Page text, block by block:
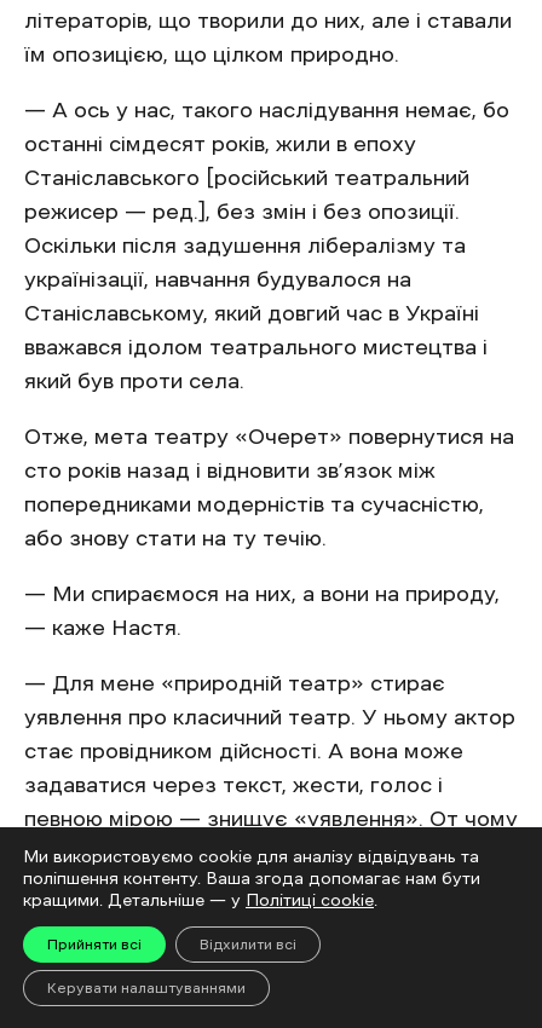
літераторів, що творили до них, але і ставали
їм опозицією, що цілком природно.
— А ось у нас, такого наслідування немає, бо
останні сімдесят років, жили в епоху
Станіславського [російський театральний
режисер — ред.], без змін і без опозиції.
Оскільки після задушення лібералізму та
українізації, навчання будувалося на
Станіславському, який довгий час в Україні
вважався ідолом театрального мистецтва і
який був проти села.
Отже, мета театру «Очерет» повернутися на
сто років назад і відновити зв’язок між
попередниками модерністів та сучасністю,
або знову стати на ту течію.
— Ми спираємося на них, а вони на природу,
— каже Настя.
— Для мене «природній театр» стирає
уявлення про класичний театр. У ньому актор
стає провідником дійсності. А вона може
задаватися через текст, жести, голос і
певною мірою — знищує «уявлення». От чому
важливо, що село й місто — це антиподи. Бо
місто із самого дитинства закидує
людей, а природа — дійсна, така як вона є, —
пояснює Гліб.
Ми використовуємо cookie для аналізу відвідувань та
поліпшення контенту. Ваша згода допомагає нам бути
кращими. Детальніше — у Політиці cookie
Прийняти всі Відхилити всі
Керувати налаштуваннями